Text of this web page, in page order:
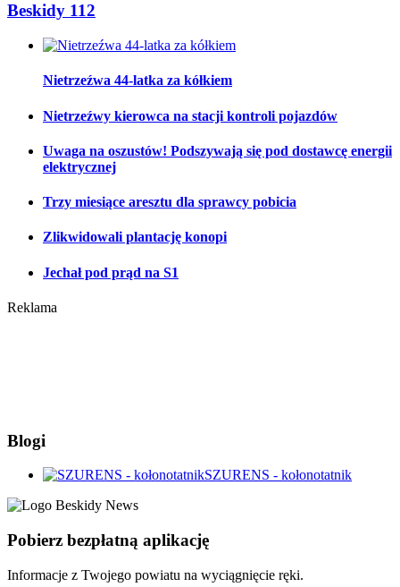
Beskidy 112
Nietrzeźwa 44-latka za kółkiem
Nietrzeźwy kierowca na stacji kontroli pojazdów
Uwaga na oszustów! Podszywają się pod dostawcę energii
elektrycznej
Trzy miesiące aresztu dla sprawcy pobicia
Zlikwidowali plantację konopi
Jechał pod prąd na S1
Reklama
Blogi
SZURENS - kołonotatnik
Pobierz bezpłatną aplikację
Informacje z Twojego powiatu na wyciągnięcie ręki.